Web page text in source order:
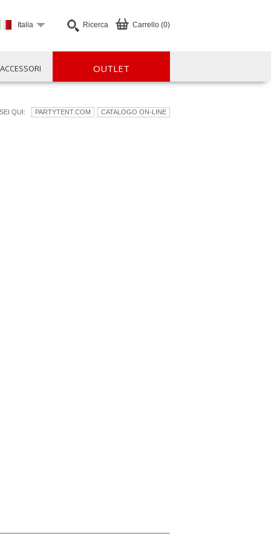
Carrello (0)
Ricerca
Italia
ACCESSORI OUTLET
QUI: PARTYTENT.COM CATALOGO ON-LINE